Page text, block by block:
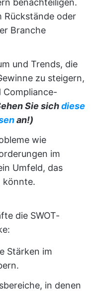
benachteiligen.
Rückstände oder
Branche
und Trends, die
zu steigern,
Compliance-
Sie sichdiese
an!)
wie
im
Umfeld, das
könnte.
die SWOT-
Stärken im
in denen